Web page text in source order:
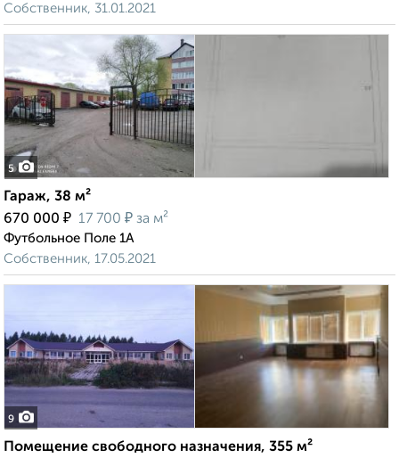
Собственник, 31.01.2021
5
Гараж, 38 м²
670 000 ₽ 17 700 ₽ за м²
Футбольное Поле 1А
Собственник, 17.05.2021
9
Помещение свободного назначения, 355 м²